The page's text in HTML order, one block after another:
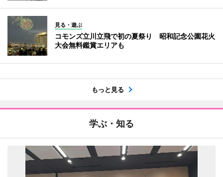
見る・遊ぶ
コモンズ立川立飛で初の夏祭り 昭和記念公園花火
大会無料鑑賞エリアも
もっと見る
学ぶ・知る